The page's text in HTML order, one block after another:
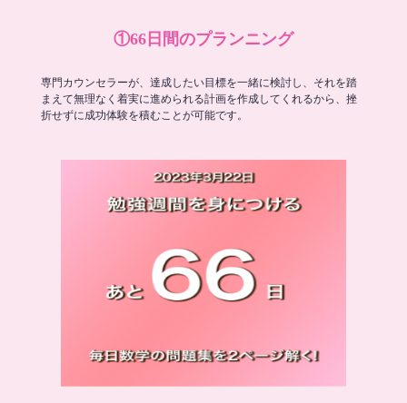
①66日間のプランニング
専門カウンセラーが、達成したい目標を一緒に検討し、それを踏
まえて無理なく着実に進められる計画を作成してくれるから、挫
折せずに成功体験を積むことが可能です。